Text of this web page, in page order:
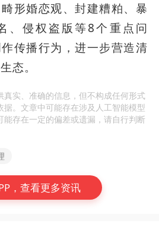
形婚恋观、封建糟粕、暴
、侵权盗版等8个重点问
传播行为，进一步营造清
态。
真实、准确的信息，但不构成任何形式
据。文章中可能存在涉及人工智能模型
能存在一定的偏差或遗漏，请自行判断
，查看更多资讯